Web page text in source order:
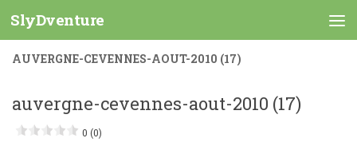
Skip to content
SlyDventure
AUVERGNE-CEVENNES-AOUT-2010 (17)
auvergne-cevennes-aout-2010 (17)
0 (0)